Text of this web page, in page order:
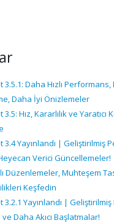
Daha Hızlı Performans,
Daha İyi Önizlemeler
Hız, Kararlılık ve
3.4 Yayınlandı | Geliştirilmiş
Verici Güncellemeler!
Düzenlemeler, Muhteşem
Keşfedin
Yayınlandı | Geliştirilmiş
Daha Akıcı Başlatmalar!